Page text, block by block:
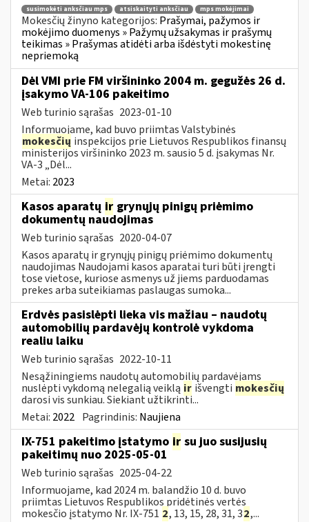
susimokėti anksčiau mps atsiskaityti anksčiau mps mokėjimai
Mokesčių žinyno kategorijos: Prašymai, pažymos ir
mokėjimo duomenys » Pažymų užsakymas ir prašymų
teikimas » Prašymas atidėti arba išdėstyti mokestinę
nepriemoką
Dėl VMI prie FM viršininko 2004 m. gegužės 26 d.
įsakymo VA-106 pakeitimo
Web turinio sąrašas 2023-01-10
Informuojame, kad buvo priimtas Valstybinės
mokesčių inspekcijos prie Lietuvos Respublikos finansų
ministerijos viršininko 2023 m. sausio 5 d. įsakymas Nr.
VA-3 „Dėl...
Metai: 2023
Kasos aparatų ir grynųjų pinigų priėmimo
dokumentų naudojimas
Web turinio sąrašas 2020-04-07
Kasos aparatų ir grynųjų pinigų priėmimo dokumentų
naudojimas Naudojami kasos aparatai turi būti įrengti
tose vietose, kuriose asmenys už jiems parduodamas
prekes arba suteikiamas paslaugas sumoka...
Erdvės pasislėpti lieka vis mažiau – naudotų
automobilių pardavėjų kontrolė vykdoma
realiu laiku
Web turinio sąrašas 2022-10-11
Nesąžiningiems naudotų automobilių pardavėjams
nuslėpti vykdomą nelegalią veiklą ir išvengti mokesčių
darosi vis sunkiau. Siekiant užtikrinti...
Metai: 2022 Pagrindinis: Naujiena
IX-751 pakeitimo įstatymo ir su juo susijusių
pakeitimų nuo 2025-05-01
Web turinio sąrašas 2025-04-22
Informuojame, kad 2024 m. balandžio 10 d. buvo
priimtas Lietuvos Respublikos pridėtinės vertės
mokesčio įstatymo Nr. IX-751 2, 13, 15, 28, 31, 32,...